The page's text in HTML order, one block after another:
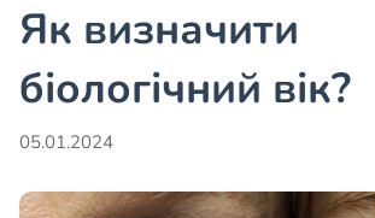
Як визначити
біологічний вік?
05.01.2024